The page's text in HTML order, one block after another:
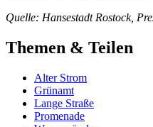
Quelle: Hansestadt Rostock,
Themen & Teilen
Alter Strom
Grünamt
Lange Straße
Promenade